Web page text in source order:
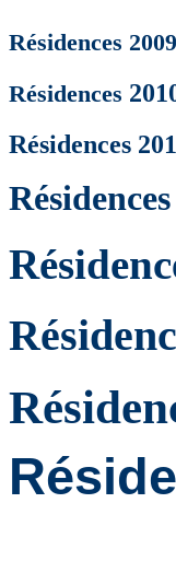
Résidences
Résidences
Résidences